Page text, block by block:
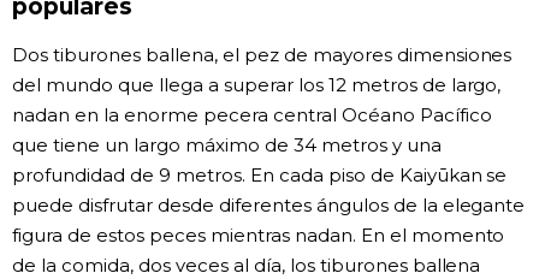
populares
Dos tiburones ballena, el pez de mayores dimensiones
del mundo que llega a superar los 12 metros de largo,
nadan en la enorme pecera central Océano Pacífico
que tiene un largo máximo de 34 metros y una
profundidad de 9 metros. En cada piso de Kaiyūkan se
puede disfrutar desde diferentes ángulos de la elegante
figura de estos peces mientras nadan. En el momento
de la comida, dos veces al día, los tiburones ballena